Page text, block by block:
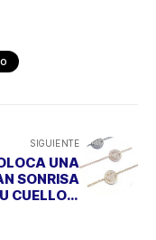
SIGUIENTE
UNA
SONRISA
CUELLO Y